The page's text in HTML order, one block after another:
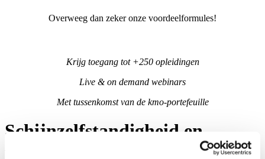
Overweeg dan zeker onze voordeelformules!
Krijg toegang tot +250 opleidingen
Live & on demand webinars
Met tussenkomst van de kmo-portefeuille
Schijnzelfstandigheid en